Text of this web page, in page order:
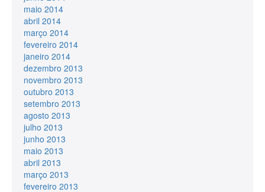
maio 2014
abril 2014
março 2014
fevereiro 2014
janeiro 2014
dezembro 2013
novembro 2013
outubro 2013
setembro 2013
agosto 2013
julho 2013
junho 2013
maio 2013
abril 2013
março 2013
fevereiro 2013